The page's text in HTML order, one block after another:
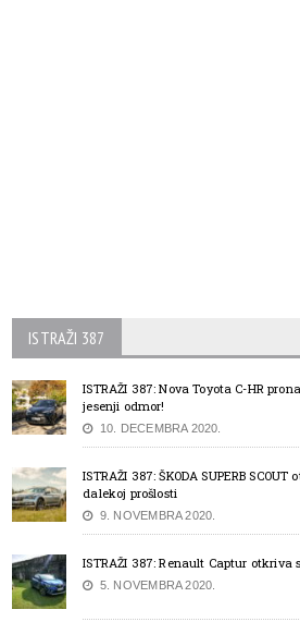
ISTRAŽI 387
ISTRAŽI 387: Nova Toyota C-HR
jesenji odmor!
10. DECEMBRA 2020.
ISTRAŽI 387: ŠKODA SUPERB
dalekoj prošlosti
9. NOVEMBRA 2020.
ISTRAŽI 387: Renault Captur otkriva
5. NOVEMBRA 2020.